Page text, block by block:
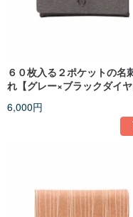
６０枚入る２ポケットの名
れ【グレー×ブラックダイ
6,000円